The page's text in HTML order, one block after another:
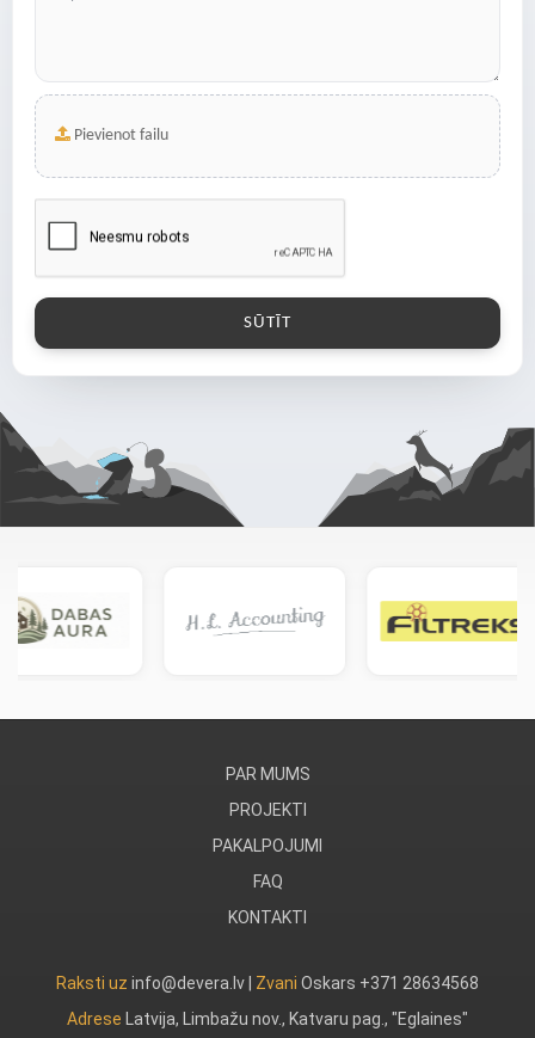
Pievienot failu
PAR MUMS
PROJEKTI
PAKALPOJUMI
FAQ
KONTAKTI
Raksti uz info@devera.lv | Zvani Oskars +371 28634568
Adrese
Latvija, Limbažu nov., Katvaru pag., "Eglaines"